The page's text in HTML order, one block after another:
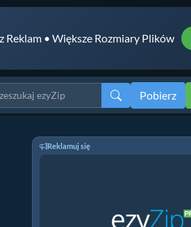
• Większe Rozmiary Plików
Pobierz
Reklamuj się